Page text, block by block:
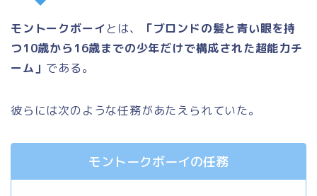
モントークボーイとは、
「ブロンドの髪と青い眼を持
つ10歳から16歳までの少年だけで構成された超能力チ
ーム」 である。
彼らには次のような任務があたえられていた。
モントークボーイの任務